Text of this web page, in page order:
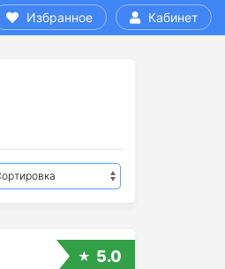
Избранное Кабинет
5.0